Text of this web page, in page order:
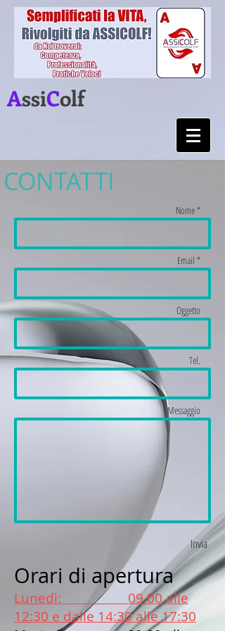
AssiColf
CONTATTI
Nome *
Email *
Oggetto
Tel.
Messaggio
Invia
Orari di apertura
Lunedì: 09.00 alle
12:30 e dalle 14:30 alle 17:30